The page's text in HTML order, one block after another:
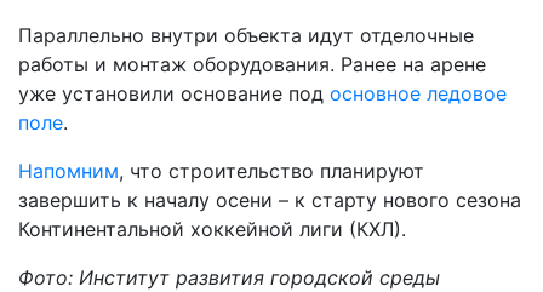
Параллельно внутри объекта идут отделочные
работы и монтаж оборудования. Ранее на арене
уже установили основание под основное ледовое
поле.
Напомним, что строительство планируют
завершить к началу осени – к старту нового сезона
Континентальной хоккейной лиги (КХЛ).
Фото: Институт развития городской среды